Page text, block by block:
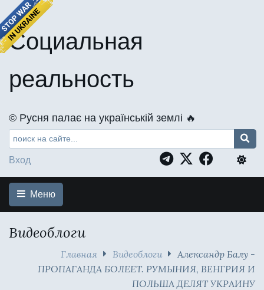
Социальная
реальность
©️ Русня палає на українській землі 🔥
Вход
Меню
Видеоблоги
Главная Видеоблоги
Александр Балу -
ПРОПАГАНДА БОЛЕЕТ. РУМЫНИЯ, ВЕНГРИЯ И
ПОЛЬША ДЕЛЯТ УКРАИНУ